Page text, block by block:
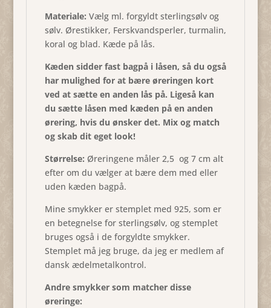
Materiale: Vælg ml. forgyldt sterlingsølv og
sølv. Ørestikker, Ferskvandsperler, turmalin,
koral og blad. Kæde på lås.
Kæden sidder fast bagpå i låsen, så du også
har mulighed for at bære øreringen kort
ved at sætte en anden lås på. Ligeså kan
du sætte låsen med kæden på en anden
ørering, hvis du ønsker det. Mix og match
og skab dit eget look!
Størrelse: Øreringene måler 2,5 og 7 cm alt
efter om du vælger at bære dem med eller
uden kæden bagpå.
Mine smykker er stemplet med 925, som er
en betegnelse for sterlingsølv, og stemplet
bruges også i de forgyldte smykker.
Stemplet må jeg bruge, da jeg er medlem af
dansk ædelmetalkontrol.
Andre smykker som matcher disse
øreringe: